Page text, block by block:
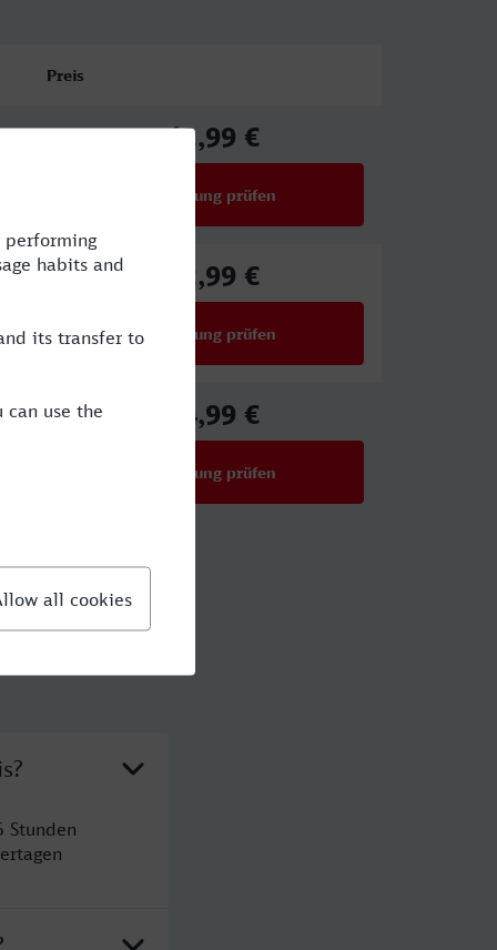
Preis
42,99 €
Verbindung prüfen
82,99 €
Verbindung prüfen
34,99 €
Verbindung prüfen
Stunden